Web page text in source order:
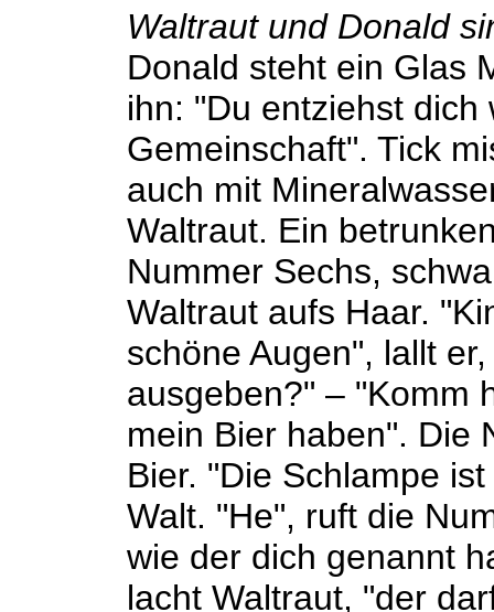
Waltraut und Donald
Donald steht ein Glas
ihn: "Du entziehst dich
Gemeinschaft". Tick
auch mit
Waltraut. Ein
Nummer Sechs,
Waltraut aufs Haar.
schöne Augen", lallt
ausgeben?" – "Komm
mein Bier haben". Die
Bier. "Die Schlampe
Walt. "He", ruft die
wie der dich genannt
lacht Waltraut, "der